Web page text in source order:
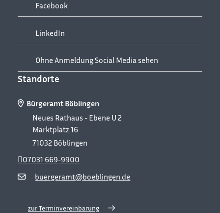
Facebook
LinkedIn
Ohne Anmeldung Social Media sehen
Standorte
Bürgeramt Böblingen
Neues Rathaus - Ebene U 2
Marktplatz 16
71032 Böblingen
buergeramt@boeblingen.de
07031 669-9900
zur Terminvereinbarung